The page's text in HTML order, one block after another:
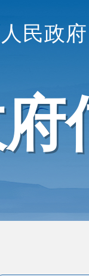
民政府